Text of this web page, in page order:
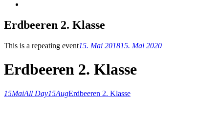
Erdbeeren 2. Klasse
This is a repeating event15. Mai 201815. Mai 2020
Erdbeeren 2. Klasse
15MaiAll Day15AugErdbeeren 2. Klasse